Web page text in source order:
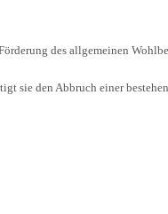
des allgemeinen
sie den Abbruch einer